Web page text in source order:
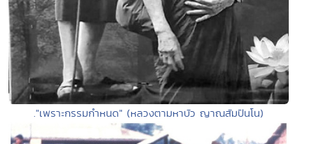
."เพราะกรรมกำหนด" (หลวงตามหาบัว ญาณสัมปันโน)